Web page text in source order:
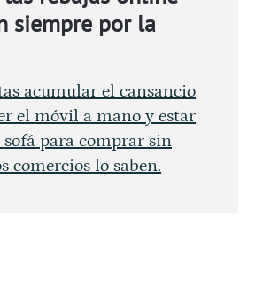
siempre por la
acumular el cansancio
el móvil a mano y estar
para comprar sin
comercios lo saben.